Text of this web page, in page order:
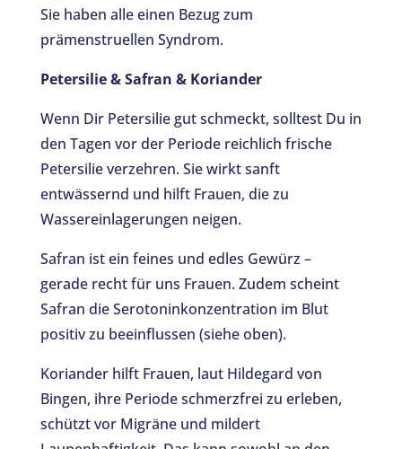
Sie haben alle einen Bezug zum
prämenstruellen Syndrom.
Petersilie & Safran & Koriander
Wenn Dir Petersilie gut schmeckt, solltest Du in
den Tagen vor der Periode reichlich frische
Petersilie verzehren. Sie wirkt sanft
entwässernd und hilft Frauen, die zu
Wassereinlagerungen neigen.
Safran ist ein feines und edles Gewürz –
gerade recht für uns Frauen. Zudem scheint
Safran die Serotoninkonzentration im Blut
positiv zu beeinflussen (siehe oben).
Koriander hilft Frauen, laut Hildegard von
Bingen, ihre Periode schmerzfrei zu erleben,
schützt vor Migräne und mildert